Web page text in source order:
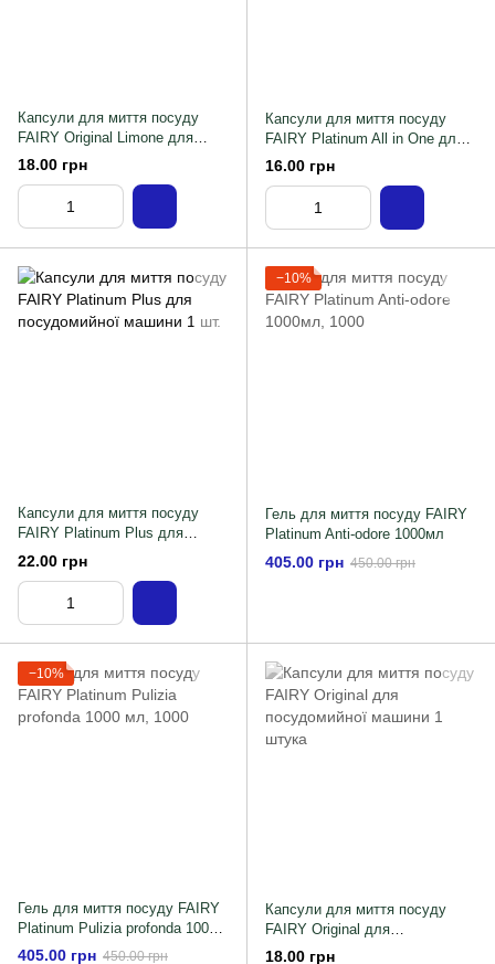
Капсули для миття посуду
FAIRY Original Limone для
посудомийної машини 1 штука
18.00 грн
Капсули для миття посуду
FAIRY Platinum All in One для
посудомийної машини 1 штука
16.00 грн
Капсули для миття посуду
FAIRY Platinum Plus для
посудомийної машини 1 шт.
22.00 грн
−10%
Гель для миття посуду FAIRY
Platinum Anti-odore 1000мл
405.00 грн 450.00 грн
−10%
Гель для миття посуду FAIRY
Platinum Pulizia profonda 1000
мл
405.00 грн 450.00 грн
Капсули для миття посуду
FAIRY Original для
посудомийної машини 1 штука
18.00 грн